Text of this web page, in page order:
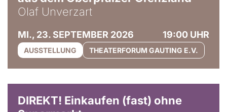
Olaf Unverzart
MI., 23. SEPTEMBER 2026 19:00 UHR
AUSSTELLUNG THEATERFORUM GAUTING E.V.
DIREKT! Einkaufen (fast) ohne